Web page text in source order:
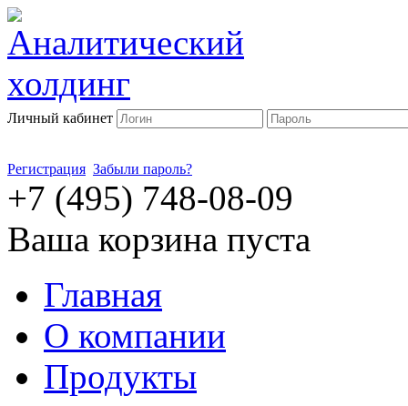
Личный кабинет
Регистрация Забыли пароль?
+7 (495) 748-08-09
Ваша корзина пуста
Главная
О компании
Продукты